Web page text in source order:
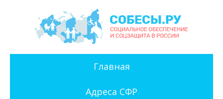
Главная
Адреса СФР